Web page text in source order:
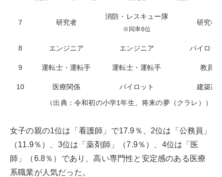
7 研究者
消防・レスキュー隊
※同率6位
研究者
8 エンジニア エンジニア パイロッ
9 運転士・運転手 運転士・運転手 教員
10 医療関係 パイロット
建築家
（出典：令和初の小学1年生、将来の夢（クラレ））
女子の親の1位は「看護師」で17.9％、2位は「公務員」
（11.9％）、3位は「薬剤師」（7.9％）、4位は「医
師」（6.8％）であり、高い専門性と安定感のある医療
系職業が人気だった。